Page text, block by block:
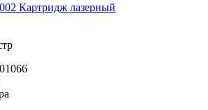
Картридж лазерный